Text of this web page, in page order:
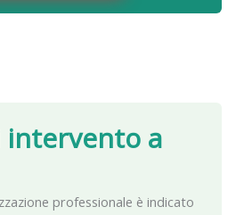
a
professionale è indicato